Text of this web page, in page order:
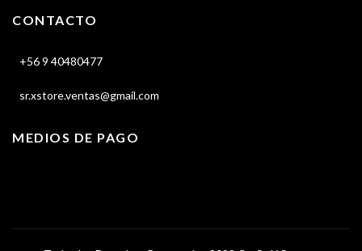
CONTACTO
+56 9 40480477
sr.xstore.ventas@gmail.com
MEDIOS DE PAGO